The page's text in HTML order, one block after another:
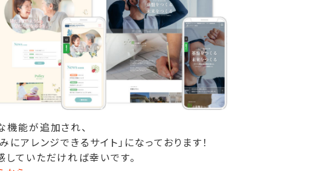
機能が追加され、
にアレンジできるサイト」になっております！
ていただければ幸いです。